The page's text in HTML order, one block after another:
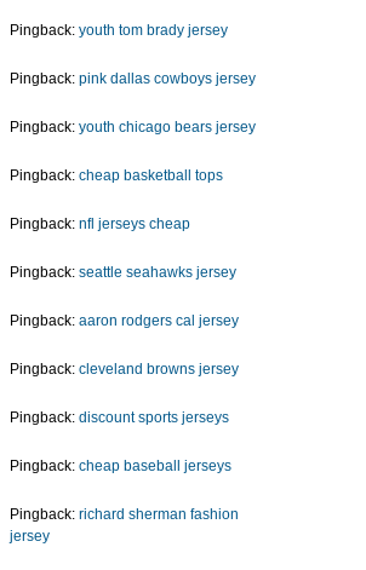
Pingback: youth tom brady jersey
Pingback: pink dallas cowboys jersey
Pingback: youth chicago bears jersey
Pingback: cheap basketball tops
Pingback: nfl jerseys cheap
Pingback: seattle seahawks jersey
Pingback: aaron rodgers cal jersey
Pingback: cleveland browns jersey
Pingback: discount sports jerseys
Pingback: cheap baseball jerseys
Pingback: richard sherman fashion
jersey